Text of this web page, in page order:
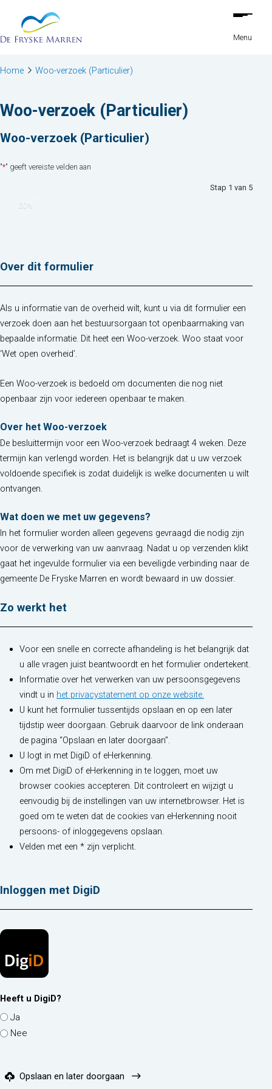
Ga naar de inhoud
Menu
Home Woo-verzoek (Particulier)
Woo-verzoek (Particulier)
Woo-verzoek (Particulier)
"*" geeft vereiste velden aan
Stap 1 van 5
20%
Over dit formulier
Als u informatie van de overheid wilt, kunt u via dit formulier een
verzoek doen aan het bestuursorgaan tot openbaarmaking van
bepaalde informatie. Dit heet een Woo-verzoek. Woo staat voor
‘Wet open overheid’.
Een Woo-verzoek is bedoeld om documenten die nog niet
openbaar zijn voor iedereen openbaar te maken.
Over het Woo-verzoek
De besluittermijn voor een Woo-verzoek bedraagt 4 weken. Deze
termijn kan verlengd worden. Het is belangrijk dat u uw verzoek
voldoende specifiek is zodat duidelijk is welke documenten u wilt
ontvangen.
Wat doen we met uw gegevens?
In het formulier worden alleen gegevens gevraagd die nodig zijn
voor de verwerking van uw aanvraag. Nadat u op verzenden klikt
gaat het ingevulde formulier via een beveiligde verbinding naar de
gemeente De Fryske Marren en wordt bewaard in uw dossier.
Zo werkt het
Voor een snelle en correcte afhandeling is het belangrijk dat
u alle vragen juist beantwoordt en het formulier ondertekent.
Informatie over het verwerken van uw persoonsgegevens
vindt u in het privacystatement op onze website.
U kunt het formulier tussentijds opslaan en op een later
tijdstip weer doorgaan. Gebruik daarvoor de link onderaan
de pagina “Opslaan en later doorgaan”.
U logt in met DigiD of eHerkenning.
Om met DigiD of eHerkenning in te loggen, moet uw
browser cookies accepteren. Dit controleert en wijzigt u
eenvoudig bij de instellingen van uw internetbrowser. Het is
goed om te weten dat de cookies van eHerkenning nooit
persoons- of inloggegevens opslaan.
Velden met een * zijn verplicht.
Inloggen met DigiD
Heeft u DigiD?
Ja
Nee
Opslaan en later doorgaan
van